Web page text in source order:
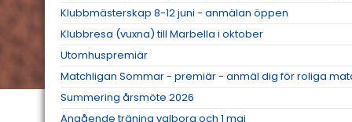
Klubbmästerskap 8-12 juni - anmälan öppen
Klubbresa (vuxna) till Marbella i oktober
Utomhuspremiär
Matchligan Sommar - premiär - anmäl dig för roliga
Summering årsmöte 2026
Angående träning valborg och 1 maj